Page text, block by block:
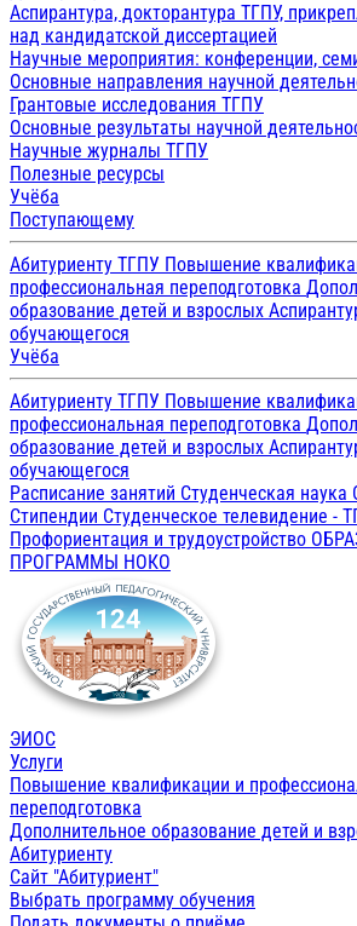
Аспирантура, докторантура ТГПУ,
над кандидатской диссертацией
Научные мероприятия: конференции,
Основные направления научной
Грантовые исследования ТГПУ
Основные результаты научной
Научные журналы ТГПУ
Полезные ресурсы
Учёба
Поступающему
Абитуриенту ТГПУ Повышение
профессиональная переподготовка
образование детей и взрослых
обучающегося
Учёба
Абитуриенту ТГПУ Повышение
профессиональная переподготовка
образование детей и взрослых
обучающегося
Расписание занятий Студенческая наука
Стипендии Студенческое телевидение -
Профориентация и трудоустройство
ПРОГРАММЫ НОКО
ЭИОС
Услуги
Повышение квалификации и
переподготовка
Дополнительное образование детей и
Абитуриенту
Сайт "Абитуриент"
Выбрать программу обучения